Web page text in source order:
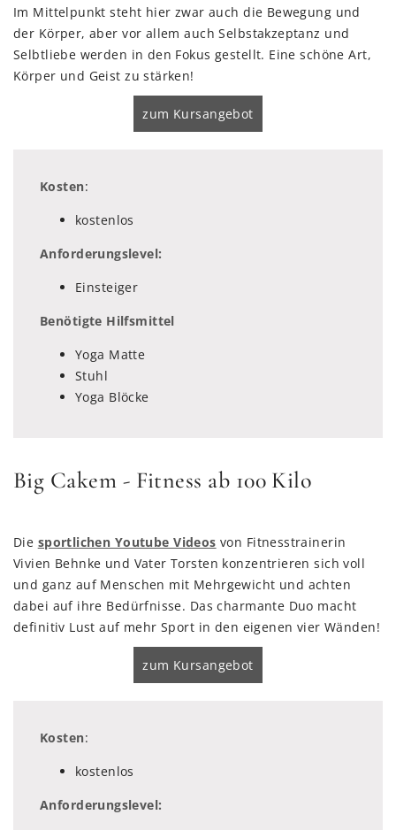
Im Mittelpunkt steht hier zwar auch die Bewegung und
der Körper, aber vor allem auch Selbstakzeptanz und
Selbtliebe werden in den Fokus gestellt. Eine schöne Art,
Körper und Geist zu stärken!
zum Kursangebot
Kosten:
kostenlos
Anforderungslevel:
Einsteiger
Benötigte Hilfsmittel
Yoga Matte
Stuhl
Yoga Blöcke
Big Cakem - Fitness ab 100 Kilo
Die sportlichen Youtube Videos von Fitnesstrainerin
Vivien Behnke und Vater Torsten konzentrieren sich voll
und ganz auf Menschen mit Mehrgewicht und achten
dabei auf ihre Bedürfnisse. Das charmante Duo macht
definitiv Lust auf mehr Sport in den eigenen vier Wänden!
zum Kursangebot
Kosten:
kostenlos
Anforderungslevel: